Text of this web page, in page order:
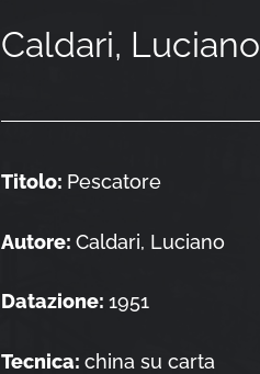
Caldari, Luciano
Titolo: Pescatore
Autore:Caldari, Luciano
Datazione:1951
Tecnica:china su carta